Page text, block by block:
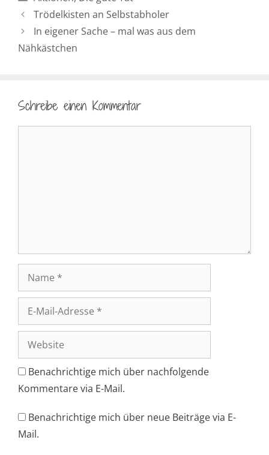
Trödelkisten an Selbstabholer
In eigener Sache – mal was aus dem
Nähkästchen
Schreibe einen Kommentar
Mail-
Adresse
Website
Benachrichtige mich über nachfolgende
Kommentare via E-Mail.
Benachrichtige mich über neue Beiträge via E-
Mail.